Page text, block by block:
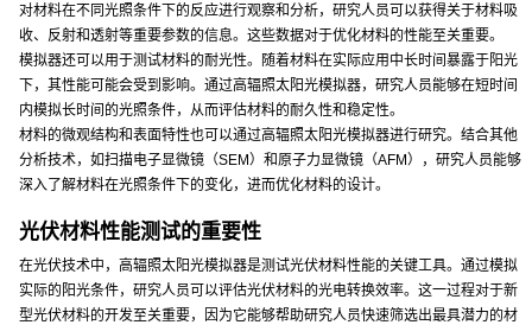
对材料在不同光照条件下的反应进行观察和分析，研究人员可以获得关于材料吸
收、反射和透射等重要参数的信息。这些数据对于优化材料的性能至关重要。
模拟器还可以用于测试材料的耐光性。随着材料在实际应用中长时间暴露于阳光
下，其性能可能会受到影响。通过高辐照太阳光模拟器，研究人员能够在短时间
内模拟长时间的光照条件，从而评估材料的耐久性和稳定性。
材料的微观结构和表面特性也可以通过高辐照太阳光模拟器进行研究。结合其他
分析技术，如扫描电子显微镜（SEM）和原子力显微镜（AFM），研究人员能够
深入了解材料在光照条件下的变化，进而优化材料的设计。
光伏材料性能测试的重要性
在光伏技术中，高辐照太阳光模拟器是测试光伏材料性能的关键工具。通过模拟
实际的阳光条件，研究人员可以评估光伏材料的光电转换效率。这一过程对于新
型光伏材料的开发至关重要，因为它能够帮助研究人员快速筛选出最具潜力的材